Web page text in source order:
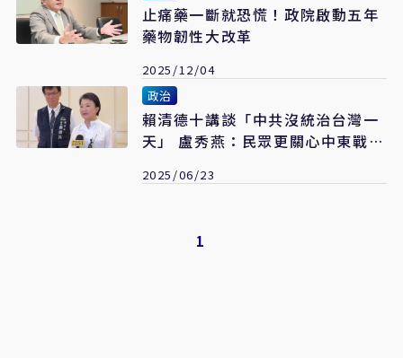
止痛藥一斷就恐慌！政院啟動五年
藥物韌性大改革
2025/12/04
政治
賴清德十講談「中共沒統治台灣一
天」 盧秀燕：民眾更關心中東戰火
2025/06/23
1